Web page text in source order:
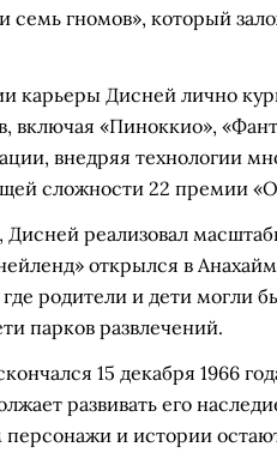
семь гномов», который
карьеры Дисней лично
включая «Пиноккио»,
внедряя технологии
сложности 22 премии
реализовал
открылся в
родители и дети могли
парков развлечений.
15 декабря 1966
развивать его
и истории